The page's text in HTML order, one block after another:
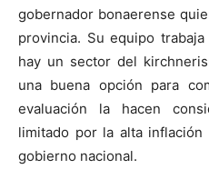
gobernador bonaerense
provincia. Su equipo
hay un sector del
una buena opción para
evaluación la hacen
limitado por la alta
gobierno nacional.